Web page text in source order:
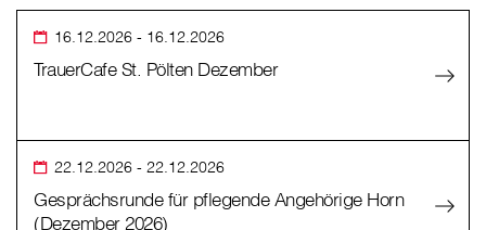
16.12.2026 - 16.12.2026
TrauerCafe St. Pölten Dezember
22.12.2026 - 22.12.2026
Gesprächsrunde für pflegende Angehörige Horn
(Dezember 2026)